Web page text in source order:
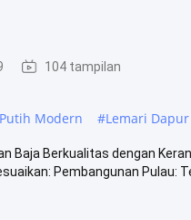
104 tampilan
Modern #Lemari
Baja Berkualitas dengan
Pembangunan Pulau: